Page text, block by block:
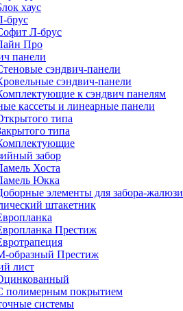
хаус
брус
Л-брус
Про
панели
сэндвич-панели
сэндвич-панели
к сэндвич панелям
кассеты и линеарные панели
типа
типа
забор
Хоста
Юкка
элементы для забора-жалюзи
штакетник
Престиж
образный Престиж
лист
полимерным покрытием
системы